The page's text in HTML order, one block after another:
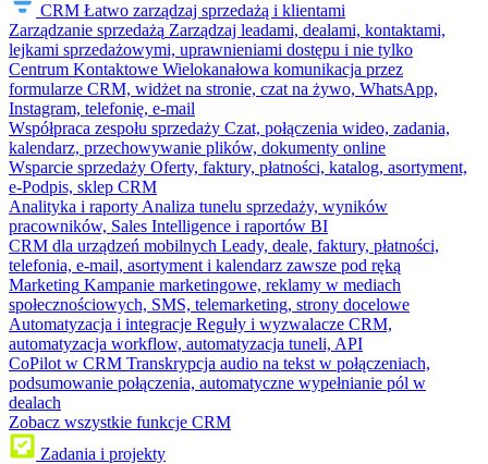
CRM Łatwo zarządzaj sprzedażą i klientami
Zarządzanie sprzedażą Zarządzaj leadami, dealami, kontaktami,
lejkami sprzedażowymi, uprawnieniami dostępu i nie tylko
Centrum Kontaktowe Wielokanałowa komunikacja przez
formularze CRM, widżet na stronie, czat na żywo, WhatsApp,
Instagram, telefonię, e-mail
Współpraca zespołu sprzedaży Czat, połączenia wideo, zadania,
kalendarz, przechowywanie plików, dokumenty online
Wsparcie sprzedaży Oferty, faktury, płatności, katalog, asortyment,
e-Podpis, sklep CRM
Analityka i raporty Analiza tunelu sprzedaży, wyników
pracowników, Sales Intelligence i raportów BI
CRM dla urządzeń mobilnych Leady, deale, faktury, płatności,
telefonia, e-mail, asortyment i kalendarz zawsze pod ręką
Marketing Kampanie marketingowe, reklamy w mediach
społecznościowych, SMS, telemarketing, strony docelowe
Automatyzacja i integracje Reguły i wyzwalacze CRM,
automatyzacja workflow, automatyzacja tuneli, API
CoPilot w CRM Transkrypcja audio na tekst w połączeniach,
podsumowanie połączenia, automatyczne wypełnianie pól w
dealach
Zobacz wszystkie funkcje CRM
Zadania i projekty